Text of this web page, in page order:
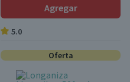
Agregar
5.0
Oferta